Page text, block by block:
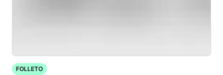
FOLLETO